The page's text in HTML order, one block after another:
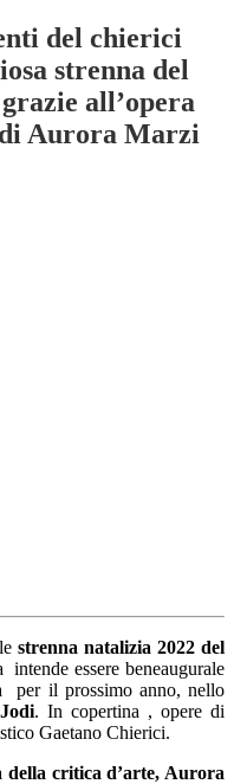
del chierici
strenna del
all’opera
di Aurora Marzi
strenna natalizia 2022 del
intende essere beneaugurale
per il prossimo anno, nello
. In copertina , opere di
Gaetano Chierici.
della critica d’arte, Aurora